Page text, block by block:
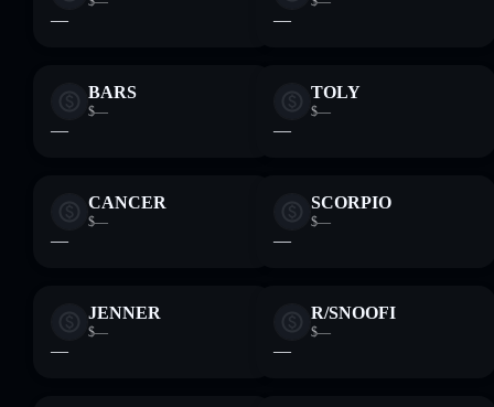
— —
BARS
$—
—
TOLY
$—
—
CANCER
$—
—
SCORPIO
$—
—
JENNER
$—
—
R/SNOOFI
$—
—